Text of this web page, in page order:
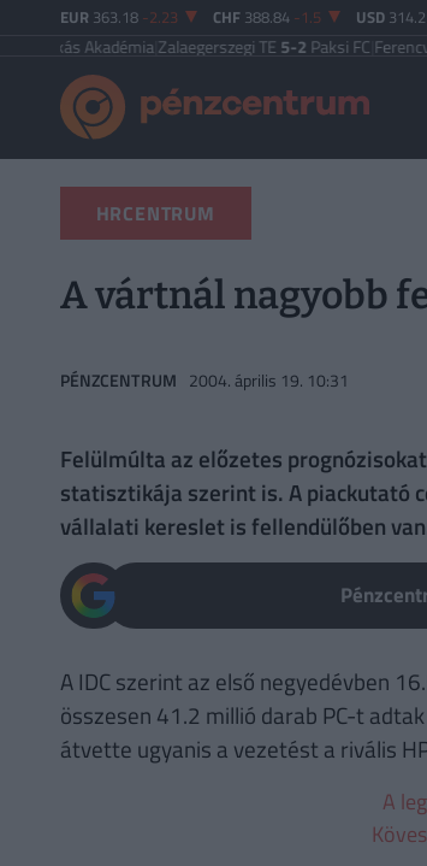
EUR 363.18 -2.23 CHF 388.84 -1.5 USD
Akadémia|Zalaegerszegi TE5-2Paksi FC Ferencváros0-
HRCENTRUM
A vártnál nagyobb
PÉNZCENTRUM 2004. április 19. 10:31
Felülmúlta az előzetes
statisztikája szerint is. A piackutató
vállalati kereslet is fellendülőben
A IDC szerint az első negyedévben
összesen 41.2 millió darab PC-t
átvette ugyanis a vezetést a rivális
A